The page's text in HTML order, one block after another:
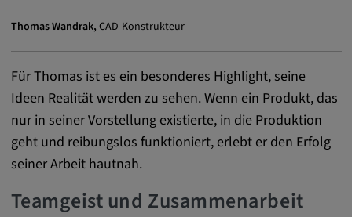
Thomas Wandrak, CAD-Konstrukteur
Für Thomas ist es ein besonderes Highlight, seine
Ideen Realität werden zu sehen. Wenn ein Produkt, das
nur in seiner Vorstellung existierte, in die Produktion
geht und reibungslos funktioniert, erlebt er den Erfolg
seiner Arbeit hautnah.
Teamgeist und Zusammenarbeit
Vimeo
Matterport
Name:
_mkto_trk, singular_device_id, _vis_opt_s,
_gcl_au, FPAU, _rdt_uuid, _zitok,
_vis_opt_exp_124_combi,
_vis_opt_exp_140_combi, _vwo_ds,